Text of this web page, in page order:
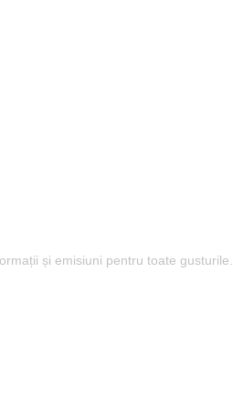
și emisiuni pentru toate gusturile.